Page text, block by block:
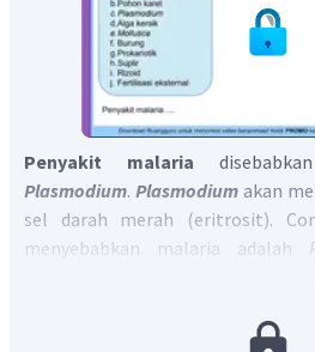
Penyakit malaria
Plasmodium. Plasmodiumakan
sel darah merah (eritrosit).
menyebabkan malaria adalah